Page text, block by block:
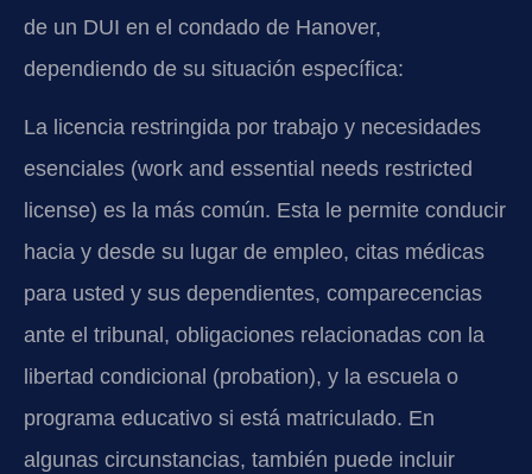
de un DUI en el condado de Hanover,
dependiendo de su situación específica:
La licencia restringida por trabajo y necesidades
esenciales (work and essential needs restricted
license) es la más común. Esta le permite conducir
hacia y desde su lugar de empleo, citas médicas
para usted y sus dependientes, comparecencias
ante el tribunal, obligaciones relacionadas con la
libertad condicional (probation), y la escuela o
programa educativo si está matriculado. En
algunas circunstancias, también puede incluir